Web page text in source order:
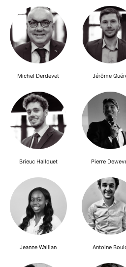
Michel Derdevet Jérôme
Brieuc Hallouet Pierre
Jeanne Wallian Antoine